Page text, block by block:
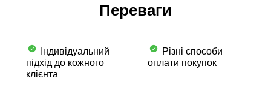
Переваги
Індивідуальний
підхід до кожного
клієнта
Різні способи
оплати покупок